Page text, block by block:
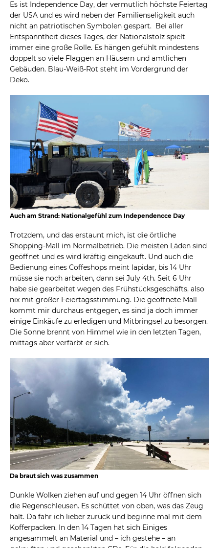
Es ist Independence Day, der vermutlich höchste Feiertag
der USA und es wird neben der Familienseligkeit auch
nicht an patriotischen Symbolen gespart. Bei aller
Entspanntheit dieses Tages, der Nationalstolz spielt
immer eine große Rolle. Es hängen gefühlt mindestens
doppelt so viele Flaggen an Häusern und amtlichen
Gebäuden. Blau-Weiß-Rot steht im Vordergrund der
Deko.
Auch am Strand: Nationalgefühl zum Independencce Day
Trotzdem, und das erstaunt mich, ist die örtliche
Shopping-Mall im Normalbetrieb. Die meisten Läden sind
geöffnet und es wird kräftig eingekauft. Und auch die
Bedienung eines Coffeshops meint lapidar, bis 14 Uhr
müsse sie noch arbeiten, dann sei July 4th. Seit 6 Uhr
habe sie gearbeitet wegen des Frühstücksgeschäfts, also
nix mit großer Feiertagsstimmung. Die geöffnete Mall
kommt mir durchaus entgegen, es sind ja doch immer
einige Einkäufe zu erledigen und Mitbringsel zu besorgen.
Die Sonne brennt von Himmel wie in den letzten Tagen,
mittags aber verfärbt er sich.
Da braut sich was zusammen
Dunkle Wolken ziehen auf und gegen 14 Uhr öffnen sich
die Regenschleusen. Es schüttet von oben, was das Zeug
hält. Da fahr ich lieber zurück und beginne mal mit dem
Kofferpacken. In den 14 Tagen hat sich Einiges
angesammelt an Material und – ich gestehe – an